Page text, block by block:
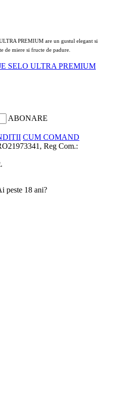
PREMIUM are un gustul elegant si
de miere si fructe de padure.
SELO ULTRA PREMIUM
ABONARE
CUM COMAND
Reg Com.:
peste 18 ani?